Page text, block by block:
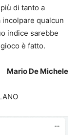
di tanto a
incolpare qualcun
indice sarebbe
è fatto.
Mario De Michele